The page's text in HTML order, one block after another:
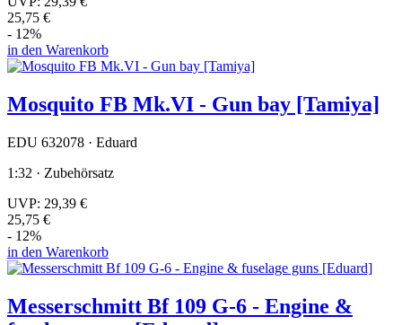
25,75 €
- 12%
in den Warenkorb
Mosquito FB Mk.VI - Gun bay [Tamiya]
EDU 632078 · Eduard
1:32 · Zubehörsatz
UVP: 29,39 €
25,75 €
- 12%
in den Warenkorb
Messerschmitt Bf 109 G-6 - Engine &